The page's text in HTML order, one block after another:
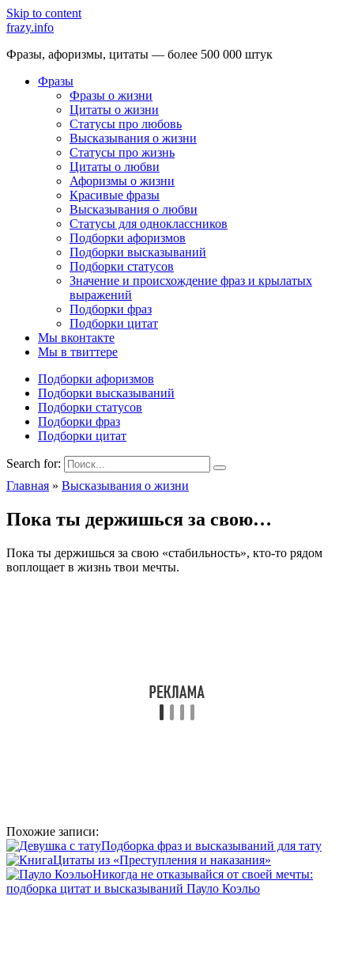
Skip to content
frazy.info
Фразы, афоризмы, цитаты — более 500 000 штук
Фразы
Фразы о жизни
Цитаты о жизни
Статусы про любовь
Высказывания о жизни
Статусы про жизнь
Цитаты о любви
Афоризмы о жизни
Красивые фразы
Высказывания о любви
Статусы для одноклассников
Подборки афоризмов
Подборки высказываний
Подборки статусов
Значение и происхождение фраз и крылатых
выражений
Подборки фраз
Подборки цитат
Мы вконтакте
Мы в твиттере
Подборки афоризмов
Подборки высказываний
Подборки статусов
Подборки фраз
Подборки цитат
Search for:
Главная » Высказывания о жизни
Пока ты держишься за свою…
Пока ты держишься за свою «стабильность», кто-то рядом
воплощает в жизнь твои мечты.
Похожие записи:
Подборка фраз и высказываний для тату
Цитаты из «Преступления и наказания»
Никогда не отказывайся от своей мечты:
подборка цитат и высказываний Пауло Коэльо